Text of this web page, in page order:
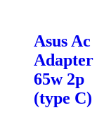
Asus Ac
Adapter
65w 2p
(type C)